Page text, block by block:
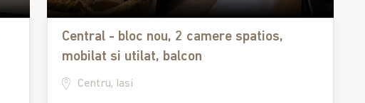
Central - bloc nou, 2 camere spatios,
mobilat si utilat, balcon
Centru, Iasi